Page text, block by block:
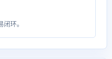
环。